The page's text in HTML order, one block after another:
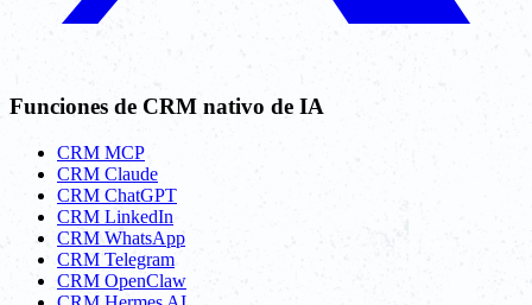
Funciones de CRM nativo de IA
CRM MCP
CRM Claude
CRM ChatGPT
CRM LinkedIn
CRM WhatsApp
CRM Telegram
CRM OpenClaw